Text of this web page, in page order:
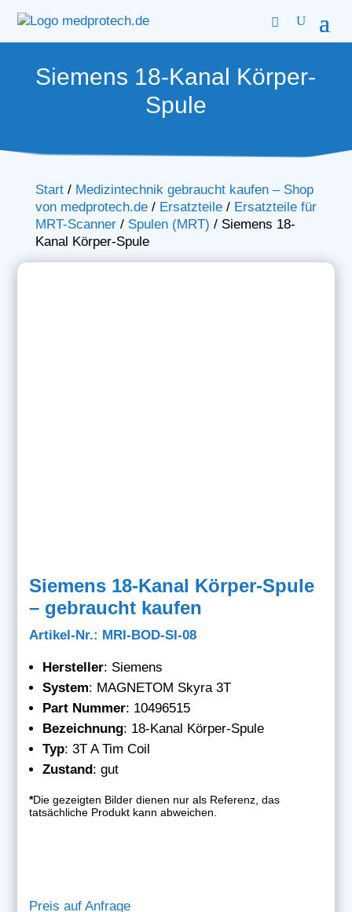
Siemens 18-Kanal Körper-
Spule
Start/ Medizintechnik gebraucht kaufen – Shop
von medprotech.de/ Ersatzteile/ Ersatzteile für
MRT-Scanner/ Spulen (MRT) / Siemens 18-
Kanal Körper-Spule
Siemens 18-Kanal Körper-Spule
– gebraucht kaufen
Artikel-Nr.: MRI-BOD-SI-08
Hersteller: Siemens
System: MAGNETOM Skyra 3T
Part Nummer: 10496515
Bezeichnung: 18-Kanal Körper-Spule
Typ: 3T A Tim Coil
Zustand: gut
*Die gezeigten Bilder dienen nur als Referenz, das
tatsächliche Produkt kann abweichen.
Preis auf Anfrage